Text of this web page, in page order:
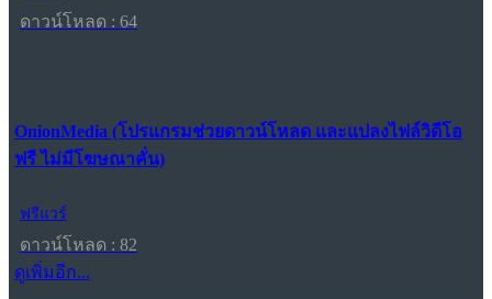
ดาวน์โหลด : 64
OnionMedia (โปรแกรมช่วยดาวน์โหลด และแปลงไฟล์วิดีโอ
ฟรี ไม่มีโฆษณาคั่น)
ฟรีแวร์
ดาวน์โหลด : 82
ดูเพิ่มอีก...